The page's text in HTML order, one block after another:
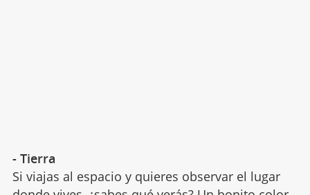
- Tierra
Si viajas al espacio y quieres observar el lugar